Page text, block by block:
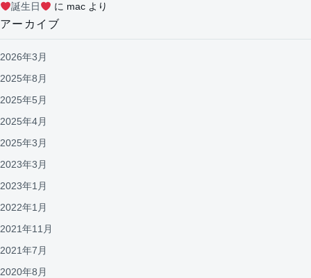
誕生日
に macより
アーカイブ
2026年3月
2025年8月
2025年5月
2025年4月
2025年3月
2023年3月
2023年1月
2022年1月
2021年11月
2021年7月
2020年8月